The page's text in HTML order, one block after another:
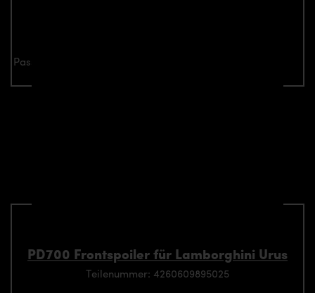
Passend für alle Lamborghini Urus Modelle
PD700 Frontspoiler für Lamborghini Urus
Teilenummer: 4260609895025